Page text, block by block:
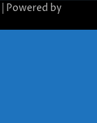
| Powered by